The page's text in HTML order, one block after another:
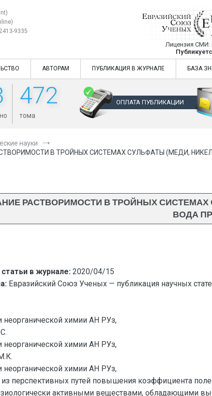
9335
ЕвразийскийЛицензия СМИ:
Евразийский Союз Ученых —
АВТОРАМ ПУБЛИКАЦИЯ В ЖУРНАЛЕ БАЗА
472
тома
ОПЛАТА ПУБЛИКАЦИИ
науки
В ТРОЙНЫХ СИСТЕМАХ СУЛЬФАТЫ (МЕДИ,
РАСТВОРИМОСТИ В ТРОЙНЫХ
ВОДА
в журнале: 2020/04/15
Евразийский Союз Ученых — публикация научных
неорганической химии АН РУз,
неорганической химии АН РУз,
неорганической химии АН РУз,
перспективных путей повышения коэффициента
активными веществами, обладающими